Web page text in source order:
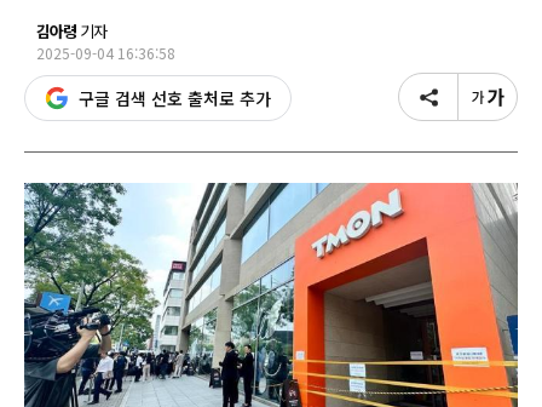
김아령 기자
2025-09-04 16:36:58
구글 검색 선호 출처로 추가